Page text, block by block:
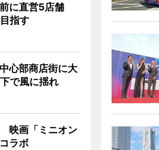
に直営5店舗
指す
心部商店街に大
で風に揺れ
映画「ミニオン
ラボ